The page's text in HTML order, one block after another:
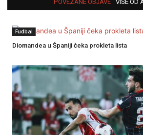
POVEZANE OBJAVE VIŠE OD
Fudbal
Diomandea u Španiji čeka prokleta lista